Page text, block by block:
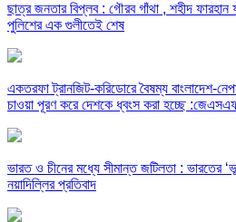
ছাত্র জনতার বিপ্লব : গৌরব গাঁথা , শহীদ ফারহান
পুলিশের এক গুলীতেই শেষ
একতরফা ট্রানজিট-করিডোরে বৈষম্য বাংলাদেশ-
চাওয়া পূরণ করে দেশকে ধ্বংস করা হচ্ছে :জেএসএফ
ভারত ও চীনের মধ্যে সীমান্ত জটিলতা : ভারতের
নয়াদিল্লির প্রতিবাদ